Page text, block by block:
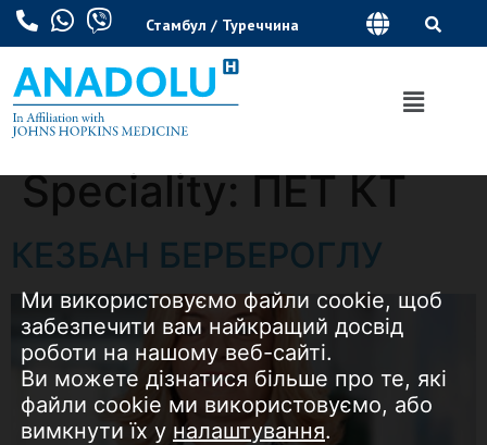
Стамбул / Туреччина
Speciality:ПЕТ КТ
КЕЗБАН БЕРБЕРОГЛУ
Ми використовуємо файли cookie, щоб
забезпечити вам найкращий досвід
роботи на нашому веб-сайті.
Ви можете дізнатися більше про те, які
файли cookie ми використовуємо, або
вимкнути їх у налаштування.